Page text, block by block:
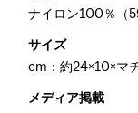
ナイロン100％（
サイズ
cm：約24×10×マ
メディア掲載